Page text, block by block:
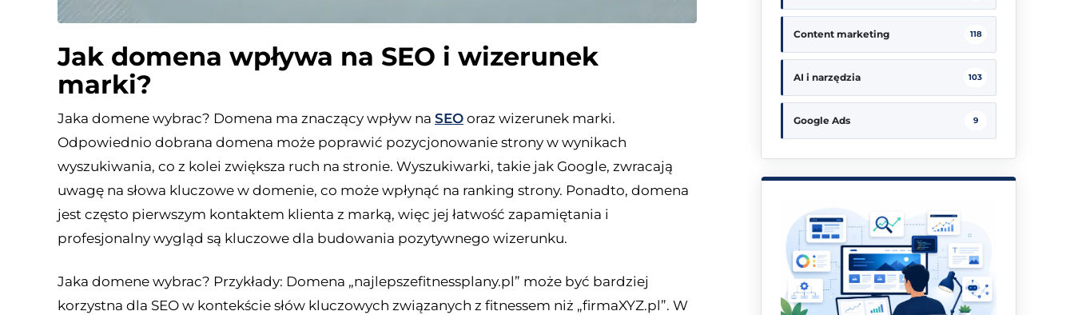
Jak domena wpływa na SEO i wizerunek
marki?
Jaka domene wybrac? Domena ma znaczący wpływ na SEO oraz wizerunek marki.
Odpowiednio dobrana domena może poprawić pozycjonowanie strony w wynikach
wyszukiwania, co z kolei zwiększa ruch na stronie. Wyszukiwarki, takie jak Google, zwracają
uwagę na słowa kluczowe w domenie, co może wpłynąć na ranking strony. Ponadto, domena
jest często pierwszym kontaktem klienta z marką, więc jej łatwość zapamiętania i
profesjonalny wygląd są kluczowe dla budowania pozytywnego wizerunku.
Jaka domene wybrac? Przykłady: Domena „najlepszefitnessplany.pl” może być bardziej
korzystna dla SEO w kontekście słów kluczowych związanych z fitnessem niż „firmaXYZ.pl”. W
Content marketing 118
AI i narzędzia 103
Google Ads 9